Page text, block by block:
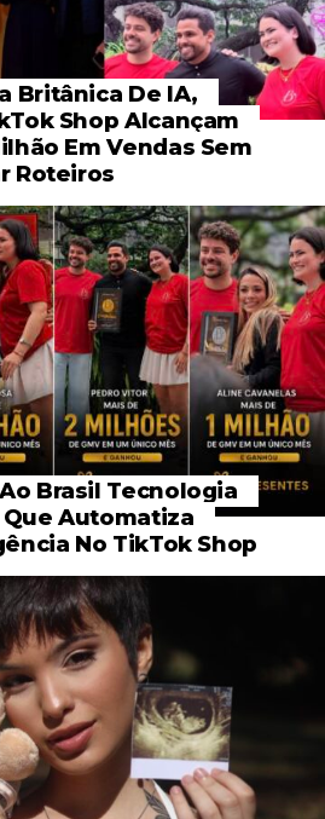
Britânica De IA,
Shop Alcançam
Em Vendas Sem
Roteiros
Brasil Tecnologia
Automatiza
No TikTok Shop